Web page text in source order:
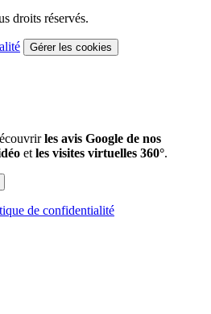
droits réservés.
Gérer les cookies
les avis Google de nos
et les visites virtuelles 360°.
de confidentialité